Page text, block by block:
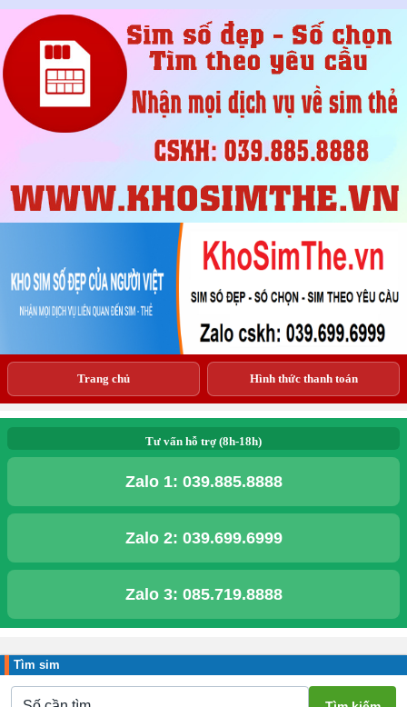
Trang chủ Hình thức thanh toán
Tư vấn hỗ trợ (8h-18h)
Zalo 1: 039.885.8888
Zalo 2: 039.699.6999
Zalo 3: 085.719.8888
Tìm sim